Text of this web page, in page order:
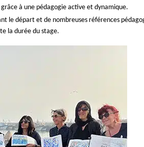
à une pédagogie active et dynamique.
le départ et de nombreuses références
la durée du stage.